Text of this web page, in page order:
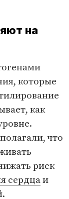
на
которые
как
что
риск
сердцаи